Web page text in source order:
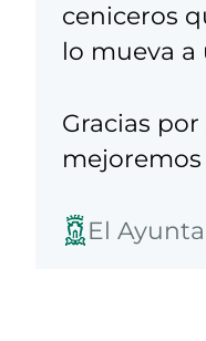
ceniceros
lo mueva a
Gracias
El